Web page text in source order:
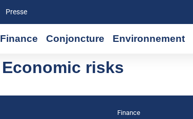
Presse
Finance Conjoncture Environnement
Economic risks
Finance